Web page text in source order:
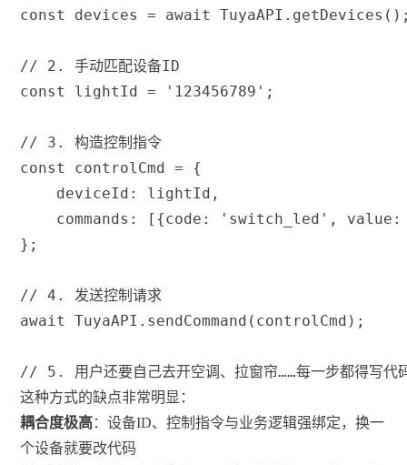
const
devices = await TuyaAPI . getDevices ( )
// 2. 手动匹配设备ID
const
lightId = '123456789' ;
// 3. 构造控制指令
const
controlCmd =
{
deviceId : lightId ,
commands : [ {code : 'switch_led' , value :
} ;
// 4. 发送控制请求
await
TuyaAPI . sendCommand ( controlCmd ) ;
// 5. 用户还要自己去开空调、拉窗帘……每一步都得写代
这种方式的缺点非常明显：
耦合度极高：设备ID、控制指令与业务逻辑强绑定，换一
个设备就要改代码